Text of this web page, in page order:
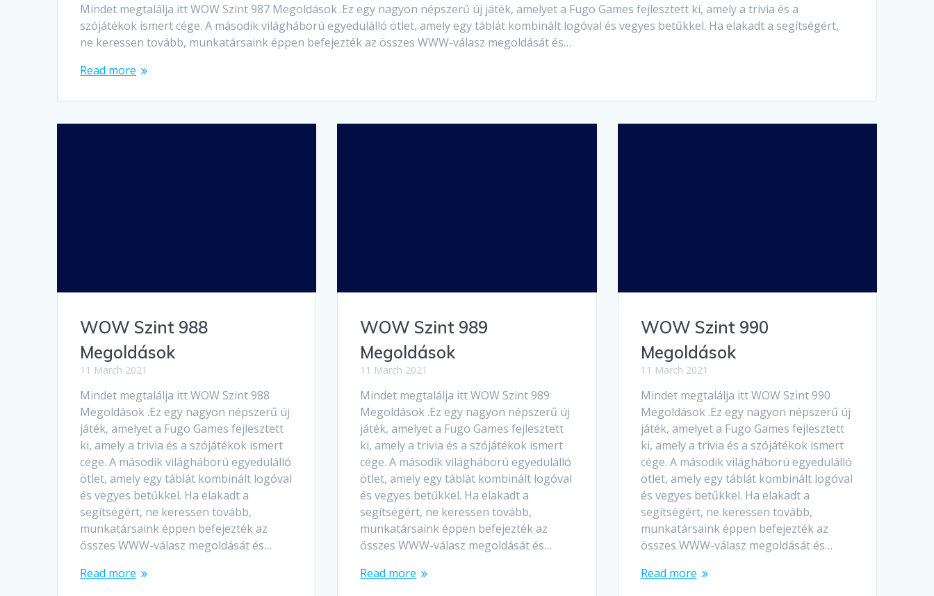
Mindet megtalálja itt WOW Szint 987 Megoldások .Ez egy nagyon népszerű új játék, amelyet a Fugo Games fejlesztett ki, amely a trivia és a
szójátékok ismert cége. A második világháború egyedülálló ötlet, amely egy táblát kombinált logóval és vegyes betűkkel. Ha elakadt a segítségért,
ne keressen tovább, munkatársaink éppen befejezték az összes WWW-válasz megoldását és…
Read more
WOW Szint 988
Megoldások
11 March 2021
Mindet megtalálja itt WOW Szint 988
Megoldások .Ez egy nagyon népszerű új
játék, amelyet a Fugo Games fejlesztett
ki, amely a trivia és a szójátékok ismert
cége. A második világháború egyedülálló
ötlet, amely egy táblát kombinált logóval
és vegyes betűkkel. Ha elakadt a
segítségért, ne keressen tovább,
munkatársaink éppen befejezték az
összes WWW-válasz megoldását és…
Read more
WOW Szint 989
Megoldások
11 March 2021
Mindet megtalálja itt WOW Szint 989
Megoldások .Ez egy nagyon népszerű új
játék, amelyet a Fugo Games fejlesztett
ki, amely a trivia és a szójátékok ismert
cége. A második világháború egyedülálló
ötlet, amely egy táblát kombinált logóval
és vegyes betűkkel. Ha elakadt a
segítségért, ne keressen tovább,
munkatársaink éppen befejezték az
összes WWW-válasz megoldását és…
Read more
WOW Szint 990
Megoldások
11 March 2021
Mindet megtalálja itt WOW Szint 990
Megoldások .Ez egy nagyon népszerű új
játék, amelyet a Fugo Games fejlesztett
ki, amely a trivia és a szójátékok ismert
cége. A második világháború egyedülálló
ötlet, amely egy táblát kombinált logóval
és vegyes betűkkel. Ha elakadt a
segítségért, ne keressen tovább,
munkatársaink éppen befejezték az
összes WWW-válasz megoldását és…
Read more